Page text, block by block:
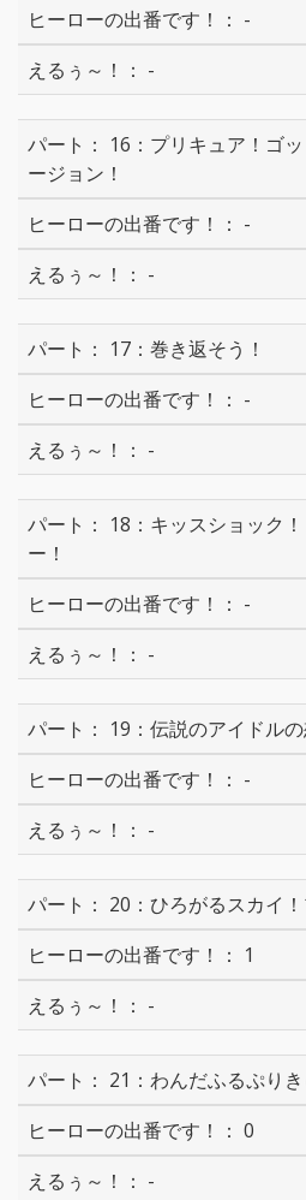
-
-
16：プリキュア！ゴ
ージョン！
-
-
17：巻き返そう！
-
-
18：キッスショック
ー！
-
-
19：伝説のアイドル
-
-
20：ひろがるスカイ
1
-
21：わんだふるぷり
0
-